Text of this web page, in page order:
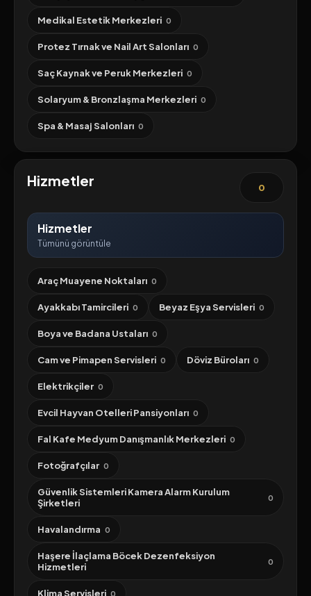
Medikal Estetik Merkezleri 0
Protez Tırnak ve Nail Art Salonları 0
Saç Kaynak ve Peruk Merkezleri 0
Solaryum & Bronzlaşma Merkezleri 0
Spa & Masaj Salonları 0
Hizmetler 0
Hizmetler
Tümünü görüntüle
Araç Muayene Noktaları 0
Ayakkabı Tamircileri 0 Beyaz Eşya Servisleri 0
Boya ve Badana Ustaları 0
Cam ve Pimapen Servisleri 0 Döviz Büroları 0
Elektrikçiler 0
Evcil Hayvan Otelleri Pansiyonları 0
Fal Kafe Medyum Danışmanlık Merkezleri 0
Fotoğrafçılar 0
Güvenlik Sistemleri Kamera Alarm Kurulum
Şirketleri
0
Havalandırma 0
Haşere İlaçlama Böcek Dezenfeksiyon
Hizmetleri
0
Klima Servisleri 0